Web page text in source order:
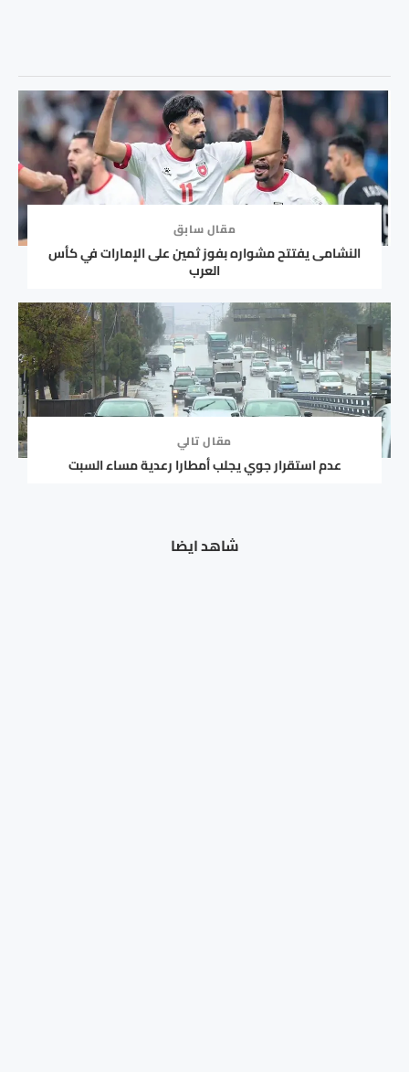
مقال سابق
النشامى يفتتح مشواره بفوز ثمين على الإمارات في كأس
العرب
مقال تالي
عدم استقرار جوي يجلب أمطارا رعدية مساء السبت
شاهد ايضا
مرطب بشرة طبيعي يهدد عرش حمض الهيالورونيك